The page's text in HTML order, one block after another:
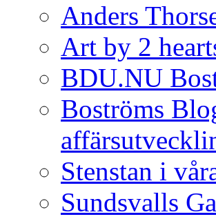
Anders
Art by 2
BDU.NU
Boströms
Stenstan i
Sundsvalls